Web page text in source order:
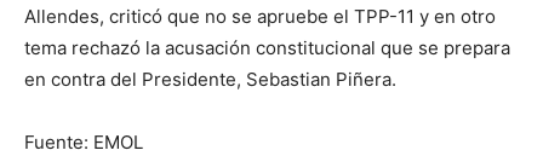
Allendes, criticó que no se apruebe el TPP-11 y en otro
tema rechazó la acusación constitucional que se prepara
en contra del Presidente, Sebastian Piñera.
Fuente: EMOL